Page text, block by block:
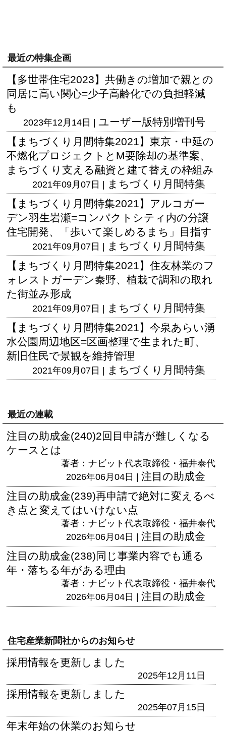
最近の特集企画
【多世帯住宅2023】共働きの増加で親との
同居に高い関心=少子高齢化での負担軽減
も
2023年12月14日 | ユーザー版特別増刊号
【まちづくり月間特集2021】東京・中延の
不燃化プロジェクトとM要除却の基準案、
まちづくり支える融資と建て替えの枠組み
2021年09月07日 | まちづくり月間特集
【まちづくり月間特集2021】アルコガー
デン羽生岩瀬=コンパクトシティ内の分譲
住宅開発、「歩いて楽しめるまち」目指す
2021年09月07日 | まちづくり月間特集
【まちづくり月間特集2021】住友林業のフ
ォレストガーデン秦野、植栽で調和の取れ
た街並み形成
2021年09月07日 | まちづくり月間特集
【まちづくり月間特集2021】今泉あらい湧
水公園周辺地区=区画整理で生まれた町、
新旧住民で景観を維持管理
2021年09月07日 | まちづくり月間特集
最近の連載
注目の助成金(240)2回目申請が難しくなる
ケースとは
著者：ナビット代表取締役・福井泰代
2026年06月04日 | 注目の助成金
注目の助成金(239)再申請で絶対に変えるべ
き点と変えてはいけない点
著者：ナビット代表取締役・福井泰代
2026年06月04日 | 注目の助成金
注目の助成金(238)同じ事業内容でも通る
年・落ちる年がある理由
著者：ナビット代表取締役・福井泰代
2026年06月04日 | 注目の助成金
住宅産業新聞社からのお知らせ
採用情報を更新しました
2025年12月11日
採用情報を更新しました
2025年07月15日
年末年始の休業のお知らせ